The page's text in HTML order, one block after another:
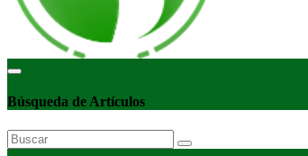
Búsqueda de Artículos